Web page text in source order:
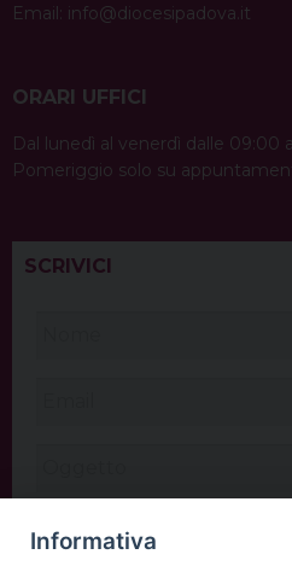
Email: info@diocesipadova.it
ORARI UFFICI
Dal lunedì al venerdì dalle 09:00
Pomeriggio solo su
SCRIVICI
Informativa